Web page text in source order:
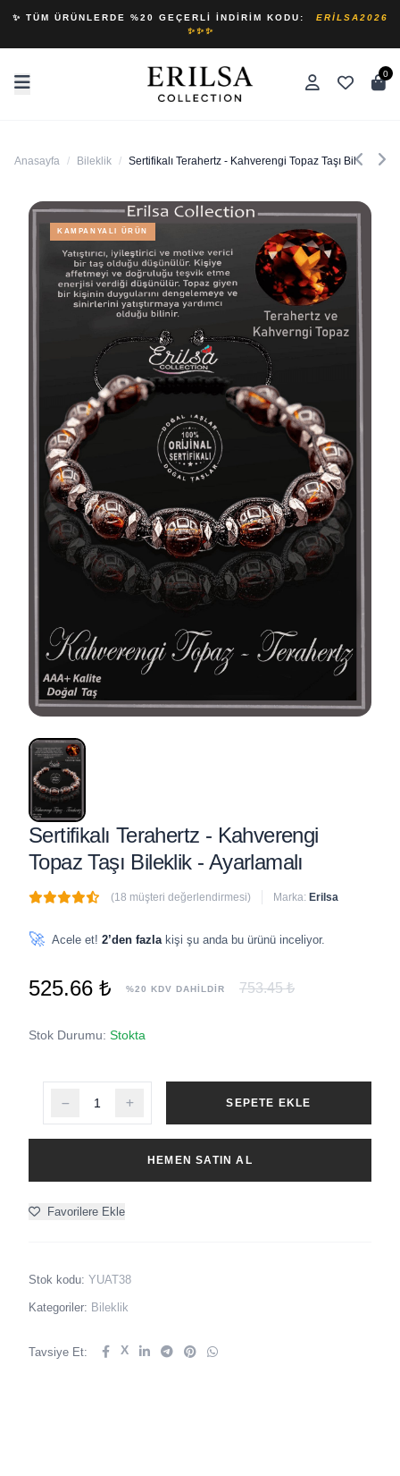
✨ TÜM ÜRÜNLERDE %20 GEÇERLI İNDIRIM KODU:
ERILSA2026
✨✨✨
0
Anasayfa / Bileklik / Sertifikalı Terahertz - Kahverengi Topaz Taşı Bileklik -
KAMPANYALI ÜRÜN
Sertifikalı Terahertz - Kahverengi
Topaz Taşı Bileklik - Ayarlamalı
(18 müşteri değerlendirmesi) Marka: Erilsa
🚀 Acele et! 2’den fazla kişi şu anda bu ürünü inceliyor.
525.66 ₺ %20 KDV DAHİLDİR 753.45 ₺
Stok Durumu: Stokta
SEPETE EKLE
HEMEN SATIN AL
Favorilere Ekle
Stok kodu: YUAT38
Kategoriler: Bileklik
Tavsiye Et: X